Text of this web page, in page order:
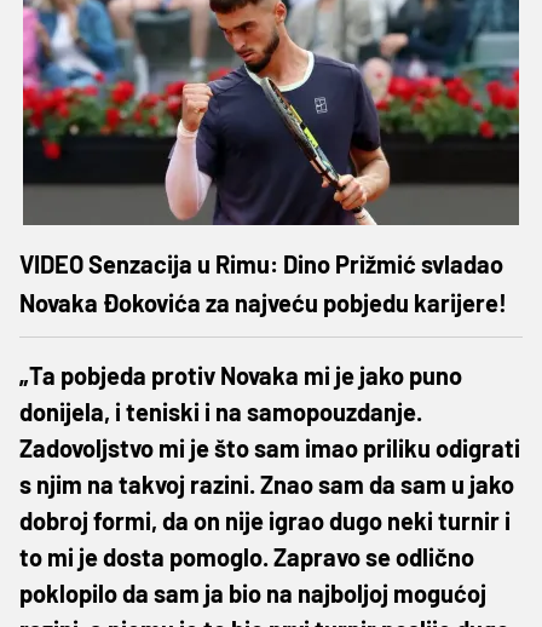
VIDEO Senzacija u Rimu: Dino Prižmić svladao
Novaka Đokovića za najveću pobjedu karijere!
„Ta pobjeda protiv Novaka mi je jako puno
donijela, i teniski i na samopouzdanje.
Zadovoljstvo mi je što sam imao priliku odigrati
s njim na takvoj razini. Znao sam da sam u jako
dobroj formi, da on nije igrao dugo neki turnir i
to mi je dosta pomoglo. Zapravo se odlično
poklopilo da sam ja bio na najboljoj mogućoj